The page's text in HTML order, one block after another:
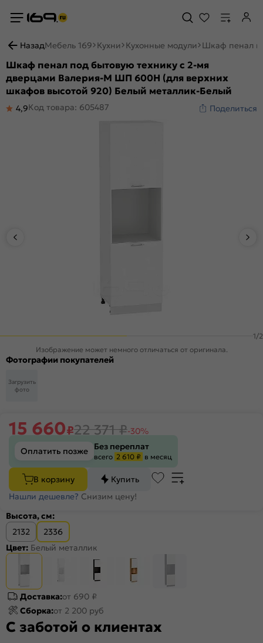
НазадМебель 169 Кухни Кухонные модули Шкаф пенал
Шкаф пенал под бытовую технику с 2-мя
дверцами Валерия-М ШП 600Н (для верхних
шкафов высотой 920) Белый металлик-Белый
4,9Код товара: 605487 Поделиться
1/2
Изображение может немного отличаться от оригинала.
Фотографии покупателей
Загрузить
фото
15 660₽22 371₽-30%
Оплатить позже
Без переплат
всего 2 610 ₽ в месяц
В корзину
Купить
Нашли дешевле? Снизим цену!
Высота, см:
2132
2336
Цвет: Белый металлик
Доставка:от 690 ₽
Сборка:от 2 200 руб
С заботой о клиентах